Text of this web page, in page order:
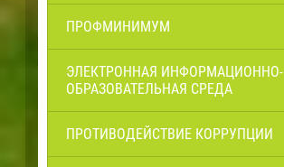
ПРОФМИНИМУМ
ЭЛЕКТРОННАЯ ИНФОРМАЦИОННО-
ОБРАЗОВАТЕЛЬНАЯ СРЕДА
ПРОТИВОДЕЙСТВИЕ КОРРУПЦИИ